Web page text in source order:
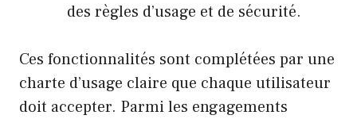
des règles d’usage et de sécurité.
Ces fonctionnalités sont complétées par une
charte d’usage claire que chaque utilisateur
doit accepter. Parmi les engagements